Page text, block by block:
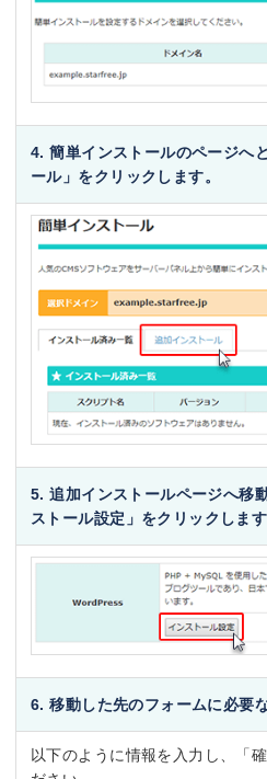
4. 簡単インストールのページへ
ール」をクリックします。
5. 追加インストールページへ移
ストール設定」をクリックします
6. 移動した先のフォームに必要
以下のように情報を入力し、「